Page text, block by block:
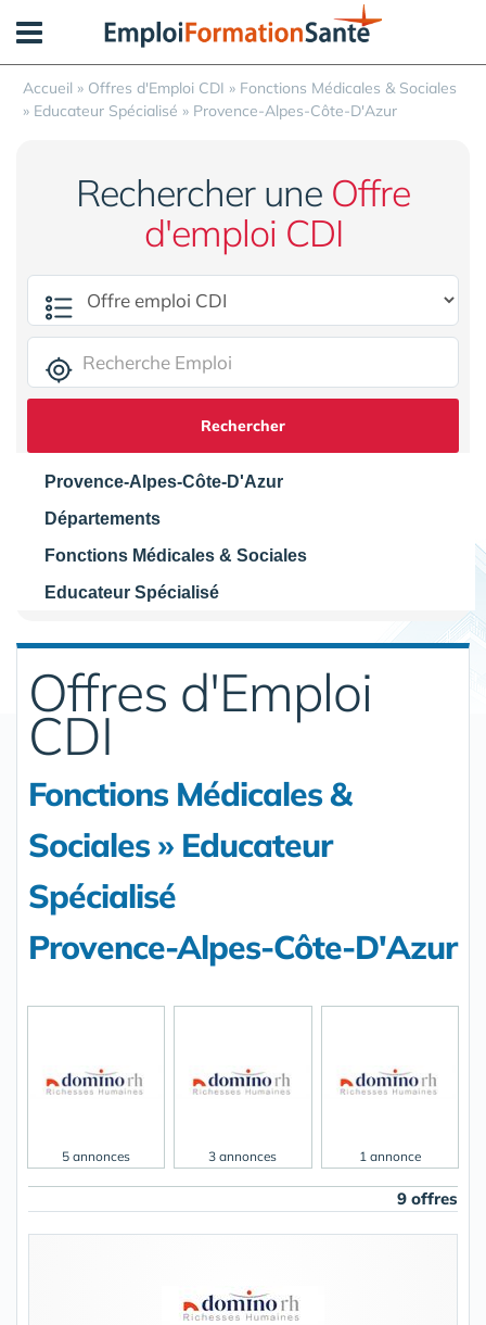
Accueil » Offres d'Emploi CDI » Fonctions Médicales & Sociales
» Educateur Spécialisé » Provence-Alpes-Côte-D'Azur
Rechercher une Offre
d'emploi CDI
Rechercher
Provence-Alpes-Côte-D'Azur
Départements
Fonctions Médicales & Sociales
Educateur Spécialisé
Offres d'Emploi
CDI
Fonctions Médicales &
Sociales » Educateur
Spécialisé
Provence-Alpes-Côte-D'Azur
5 annonces 3 annonces 1 annonce
9 offres